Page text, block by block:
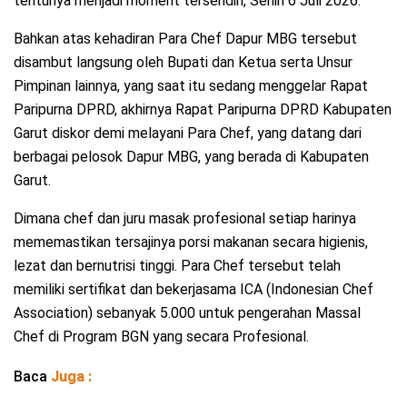
Bahkan atas kehadiran Para Chef Dapur MBG tersebut
disambut langsung oleh Bupati dan Ketua serta Unsur
Pimpinan lainnya, yang saat itu sedang menggelar Rapat
Paripurna DPRD, akhirnya Rapat Paripurna DPRD Kabupaten
Garut diskor demi melayani Para Chef, yang datang dari
berbagai pelosok Dapur MBG, yang berada di Kabupaten
Garut.
Dimana chef dan juru masak profesional setiap harinya
mememastikan tersajinya porsi makanan secara higienis,
lezat dan bernutrisi tinggi. Para Chef tersebut telah
memiliki sertifikat dan bekerjasama ICA (Indonesian Chef
Association) sebanyak 5.000 untuk pengerahan Massal
Chef di Program BGN yang secara Profesional.
Baca Juga :